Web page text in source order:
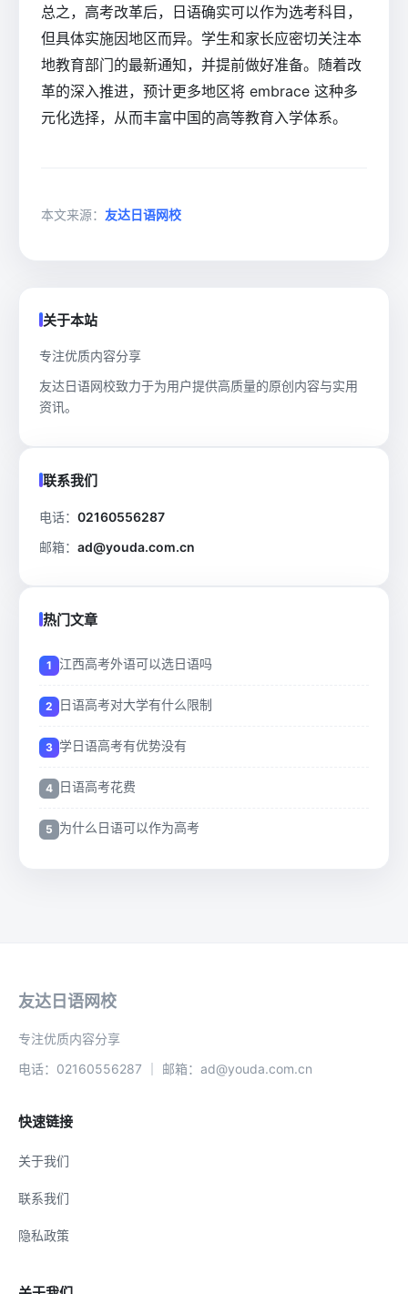
总之，高考改革后，日语确实可以作为选考科目，
但具体实施因地区而异。学生和家长应密切关注本
地教育部门的最新通知，并提前做好准备。随着改
革的深入推进，预计更多地区将 embrace 这种多
元化选择，从而丰富中国的高等教育入学体系。
本文来源： 友达日语网校
关于本站
专注优质内容分享
友达日语网校致力于为用户提供高质量的原创内容与实用
资讯。
联系我们
电话： 02160556287
邮箱： ad@youda.com.cn
热门文章
江西高考外语可以选日语吗
日语高考对大学有什么限制
学日语高考有优势没有
日语高考花费
为什么日语可以作为高考
友达日语网校
专注优质内容分享
电话：02160556287 ｜ 邮箱：ad@youda.com.cn
快速链接
关于我们
联系我们
隐私政策